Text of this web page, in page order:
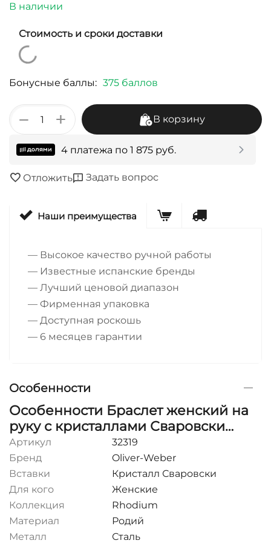
В наличии
Стоимость и сроки доставки
Бонусные баллы: 375 баллов
+
− В корзину
4 платежа по 1 875 руб.
Отложить Задать вопрос
Наши преимущества
— Высокое качество ручной работы
— Известные испанские бренды
— Лучший ценовой диапазон
— Фирменная упаковка
— Доступная роскошь
— 6 месяцев гарантии
Особенности
Особенности Браслет женский на
руку с кристаллами Сваровски
Oliver Weber Eternal
Артикул
32319
Бренд
Oliver-Weber
Вставки
Кристалл Сваровски
Для кого
Женские
Коллекция
Rhodium
Материал
Родий
Металл
Сталь